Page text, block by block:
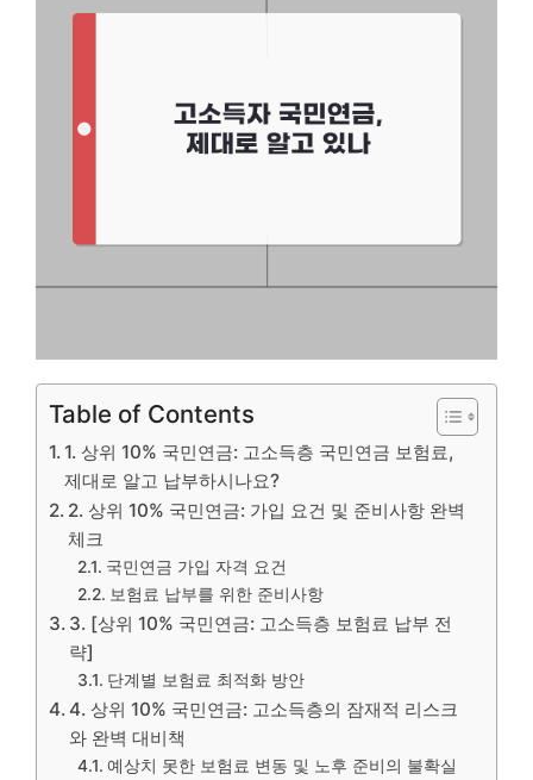
Table of Contents
1. 상위 10% 국민연금: 고소득층 국민연금 보험료,
제대로 알고 납부하시나요?
2. 상위 10% 국민연금: 가입 요건 및 준비사항 완벽
체크
국민연금 가입 자격 요건
보험료 납부를 위한 준비사항
3. [상위 10% 국민연금: 고소득층 보험료 납부 전
략]
단계별 보험료 최적화 방안
4. 상위 10% 국민연금: 고소득층의 잠재적 리스크
와 완벽 대비책
예상치 못한 보험료 변동 및 노후 준비의 불확실